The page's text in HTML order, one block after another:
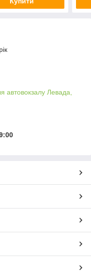
автовокзалу Левада,